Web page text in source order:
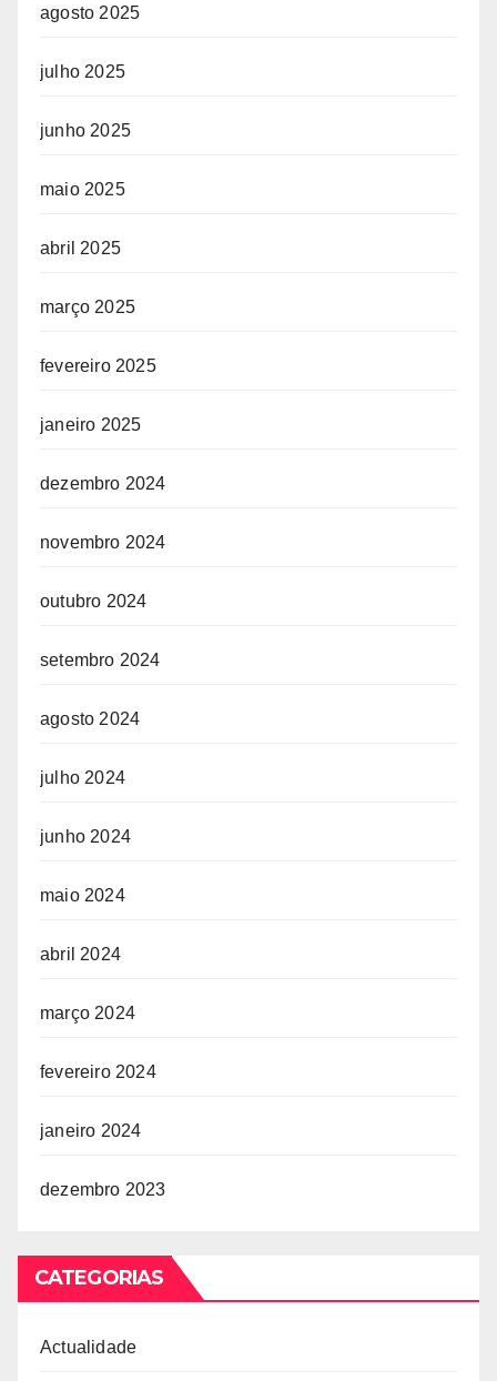
agosto 2025
julho 2025
junho 2025
maio 2025
abril 2025
março 2025
fevereiro 2025
janeiro 2025
dezembro 2024
novembro 2024
outubro 2024
setembro 2024
agosto 2024
julho 2024
junho 2024
maio 2024
abril 2024
março 2024
fevereiro 2024
janeiro 2024
dezembro 2023
CATEGORIAS
Actualidade